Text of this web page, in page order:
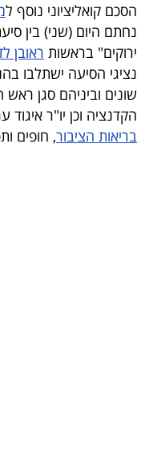
קריירה
ולימודים
מינויים
רייטינג
הסכם קואליציוני נוסף ל
ירוקים" בראשות ראובן
נציגי הסיעה ישתלבו
שונים וביניהם סגן
הקדנציה וכן יו"ר
בריאות הציבור, חופים